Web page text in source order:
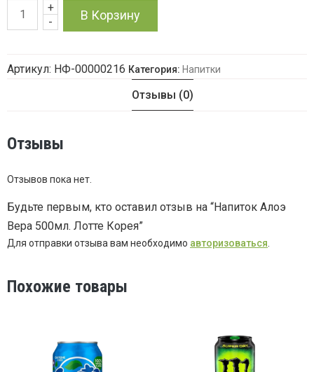
-
Количество
Напиток
Вера
Корея
+
В Корзину
Артикул: НФ-00000216 Категория: Напитки
Отзывы (0)
Отзывы
Отзывов пока нет.
Будьте первым, кто оставил отзыв на “Напиток Алоэ
Вера 500мл. Лотте Корея”
Для отправки отзыва вам необходимо авторизоваться
Похожие товары